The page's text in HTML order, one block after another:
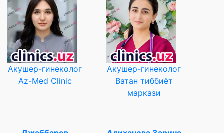
Акушер-гинеколог
Az-Med Clinic
Акушер-гинеколог
Ватан тиббиёт
маркази